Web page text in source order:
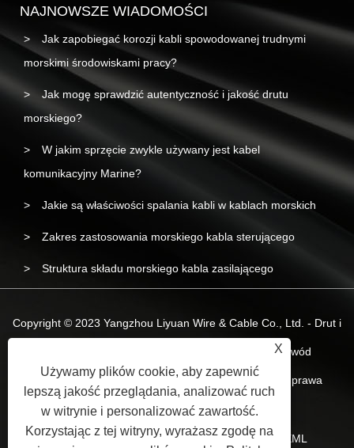
NAJNOWSZE WIADOMOŚCI
Jak zapobiegać korozji kabli spowodowanej trudnymi
morskimi środowiskami pracy?
Jak mogę sprawdzić autentyczność i jakość drutu
morskiego?
W jakim sprzęcie zwykle używany jest kabel
komunikacyjny Marine?
Jakie są właściwości spalania kabli w kablach morskich
Zakres zastosowania morskiego kabla sterującego
Struktura składu morskiego kabla zasilającego
Copyright © 2023 Yangzhou Liyuan Wire & Cable Co., Ltd. - Drut i
kabel morski, morski kabel zasilający, morski przewód
bezhalogenowy o niskim poziomie dymu - Wszelkie prawa
zastrzeżone.
Spinki do mankietów Sitemap RSS XML
X
Używamy plików cookie, aby zapewnić
lepszą jakość przeglądania, analizować ruch
w witrynie i personalizować zawartość.
Korzystając z tej witryny, wyrażasz zgodę na